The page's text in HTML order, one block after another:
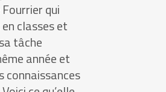
qui
classes et
tâche
année et
connaissances